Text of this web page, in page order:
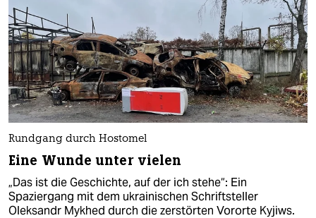
Rundgang durch Hostomel
Eine Wunde unter vielen
„Das ist die Geschichte, auf der ich stehe“: Ein
Spaziergang mit dem ukrainischen Schriftsteller
Oleksandr Mykhed durch die zerstörten Vororte Kyjiws.